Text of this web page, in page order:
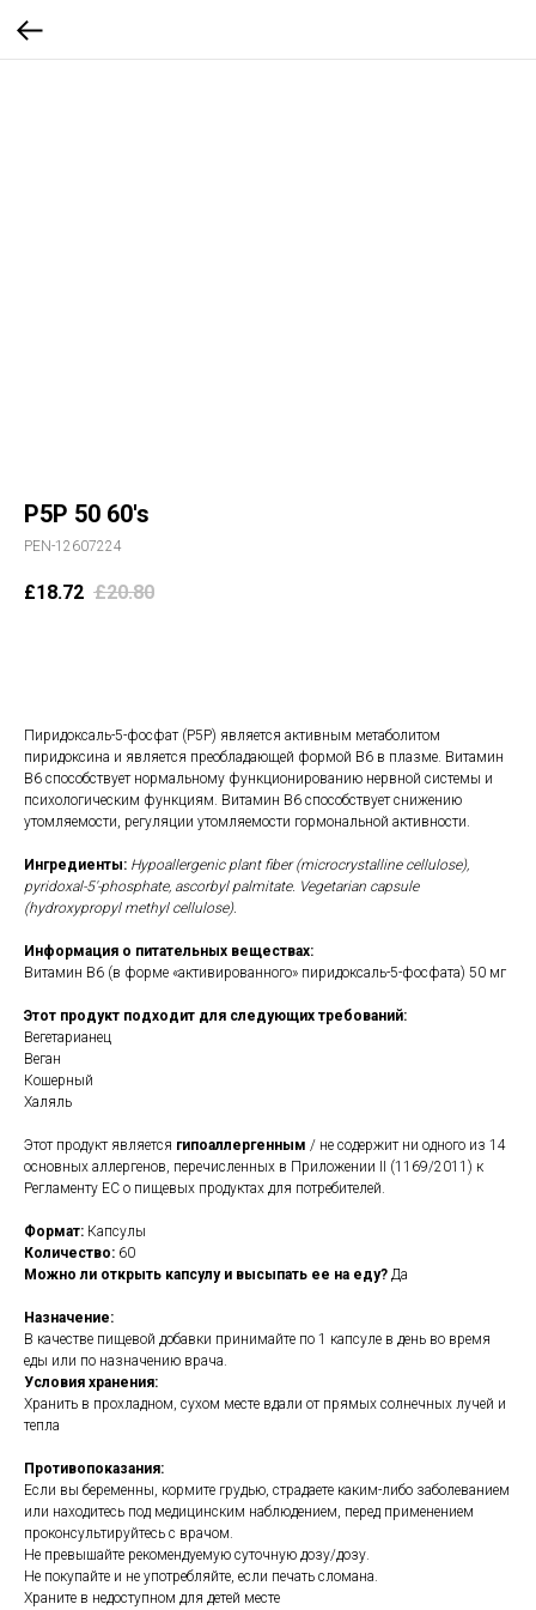
P5P 50 60's
PEN-12607224
£18.72 £20.80
Пиридоксаль-5-фосфат (P5P) является активным метаболитом
пиридоксина и является преобладающей формой B6 в плазме. Витамин
B6 способствует нормальному функционированию нервной системы и
психологическим функциям. Витамин В6 способствует снижению
утомляемости, регуляции утомляемости гормональной активности.
Ингредиенты: Hypoallergenic plant fiber (microcrystalline cellulose),
pyridoxal-5'-phosphate, ascorbyl palmitate. Vegetarian capsule
(hydroxypropyl methyl cellulose).
Информация о питательных веществах:
Витамин B6 (в форме «активированного» пиридоксаль-5-фосфата) 50 мг
Этот продукт подходит для следующих требований:
Вегетарианец
Веган
Кошерный
Халяль
Этот продукт является гипоаллергенным / не содержит ни одного из 14
основных аллергенов, перечисленных в Приложении II (1169/2011) к
Регламенту ЕС о пищевых продуктах для потребителей.
Формат: Капсулы
Количество: 60
Можно ли открыть капсулу и высыпать ее на еду? Да
Назначение:
В качестве пищевой добавки принимайте по 1 капсуле в день во время
еды или по назначению врача.
Условия хранения:
Хранить в прохладном, сухом месте вдали от прямых солнечных лучей и
тепла
Противопоказания:
Если вы беременны, кормите грудью, страдаете каким-либо заболеванием
или находитесь под медицинским наблюдением, перед применением
проконсультируйтесь с врачом.
Не превышайте рекомендуемую суточную дозу/дозу.
Не покупайте и не употребляйте, если печать сломана.
Храните в недоступном для детей месте